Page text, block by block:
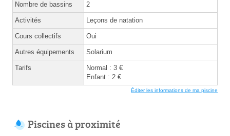
Nombre de bassins 2
Activités Leçons de natation
Cours collectifs Oui
Autres équipements Solarium
Tarifs
Normal : 3 €
Enfant : 2 €
Éditer les informations de ma piscine
Piscines à proximité